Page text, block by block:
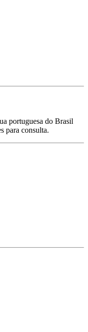
portuguesa do Brasil
para consulta.